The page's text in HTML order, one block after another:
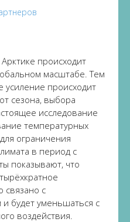
происходит
масштабе. Тем
усиление происходит
сезона, выбора
исследование
температурных
для ограничения
в период с
показывают, что
ёхкратное
связано с
будет уменьшаться с
воздействия.